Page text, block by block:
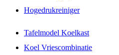
Hogedrukreiniger
Tafelmodel Koelkast
Koel Vriescombinatie